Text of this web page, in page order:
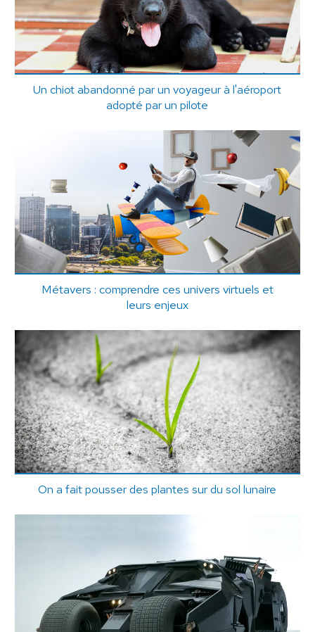
Un chiot abandonné par un voyageur à l'aéroport
adopté par un pilote
Métavers : comprendre ces univers virtuels et
leurs enjeux
On a fait pousser des plantes sur du sol lunaire